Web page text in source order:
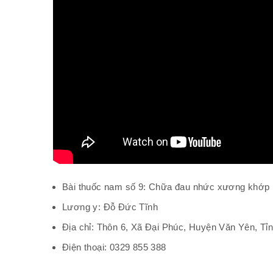
Bài thuốc nam số 9: Chữa đau nhức xương khớp
Lương y: Đỗ Đức Tĩnh
Địa chỉ: Thôn 6, Xã Đại Phúc, Huyện Văn Yên,
Điện thoại: 0329 855 388